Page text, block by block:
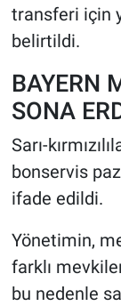
transferi için
belirtildi.
BAYERN
SONA
Sarı-
bonservis
ifade edildi.
Yönetimin,
farklı
bu nedenle
Bilim,